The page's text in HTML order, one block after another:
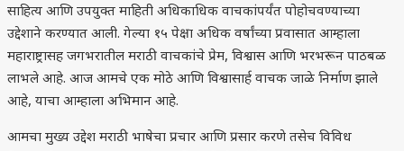
साहित्य आणि उपयुक्त माहिती अधिकाधिक वाचकांपर्यंत पोहोचवण्याच्या
उद्देशाने करण्यात आली. गेल्या १५ पेक्षा अधिक वर्षांच्या प्रवासात आम्हाला
महाराष्ट्रासह जगभरातील मराठी वाचकांचे प्रेम, विश्वास आणि भरभरून पाठबळ
लाभले आहे. आज आमचे एक मोठे आणि विश्वासार्ह वाचक जाळे निर्माण झाले
आहे, याचा आम्हाला अभिमान आहे.
आमचा मुख्य उद्देश मराठी भाषेचा प्रचार आणि प्रसार करणे तसेच विविध